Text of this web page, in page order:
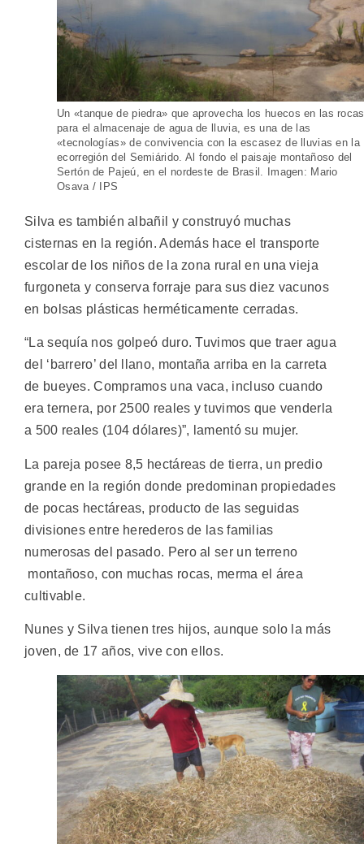
Un «tanque de piedra» que aprovecha los huecos en las rocas
para el almacenaje de agua de lluvia, es una de las
«tecnologías» de convivencia con la escasez de lluvias en la
ecorregión del Semiárido. Al fondo el paisaje montañoso del
Sertón de Pajeú, en el nordeste de Brasil. Imagen: Mario
Osava / IPS
Silva es también albañil y construyó muchas
cisternas en la región. Además hace el transporte
escolar de los niños de la zona rural en una vieja
furgoneta y conserva forraje para sus diez vacunos
en bolsas plásticas herméticamente cerradas.
“La sequía nos golpeó duro. Tuvimos que traer agua
del ‘barrero’ del llano, montaña arriba en la carreta
de bueyes. Compramos una vaca, incluso cuando
era ternera, por 2500 reales y tuvimos que venderla
a 500 reales (104 dólares)”, lamentó su mujer.
La pareja posee 8,5 hectáreas de tierra, un predio
grande en la región donde predominan propiedades
de pocas hectáreas, producto de las seguidas
divisiones entre herederos de las familias
numerosas del pasado. Pero al ser un terreno
montañoso, con muchas rocas, merma el área
cultivable.
Nunes y Silva tienen tres hijos, aunque solo la más
joven, de 17 años, vive con ellos.